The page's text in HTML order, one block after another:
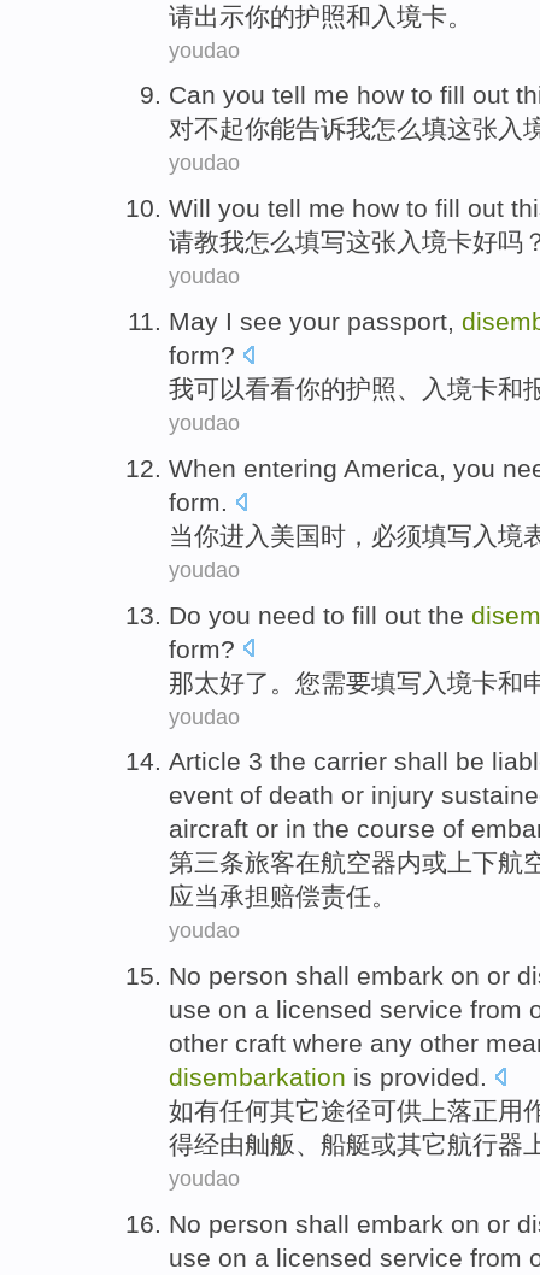
请出示你的护照和 入境卡 。
youdao
Can you tell me how to fill out
对不起你能告诉我怎么填这张 入
youdao
Will you tell me how to fill out
请教我怎么填写这张入境卡好吗
youdao
May I see your passport,
form?
我可以看看你的护照、 入境卡和
youdao
When entering America, you
form.
当你进入 美国时， 必须填写 入境
youdao
Do you need to fill out the
form?
那太好了。 您需要填写 入境卡和
youdao
Article 3 the carrier shall be
event of death or injury
aircraft or in the course of
第三条旅客在航空器内或 上下航
应当承担 赔偿责任。
youdao
No person shall embark on or
use on a licensed service from
other craft where any other
disembarkation is provided.
如有任何其它途径可供 上落正用
得经由舢舨、 船艇或其它航行器
youdao
No person shall embark on or
use on a licensed service from